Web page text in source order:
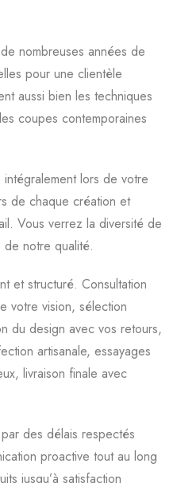
nombreuses années de
pour une clientèle
aussi bien les techniques
coupes contemporaines
lors de votre
de chaque création et
Vous verrez la diversité de
de notre qualité.
et structuré. Consultation
votre vision, sélection
du design avec vos retours,
artisanale, essayages
livraison finale avec
des délais respectés
proactive tout au long
jusqu’à satisfaction